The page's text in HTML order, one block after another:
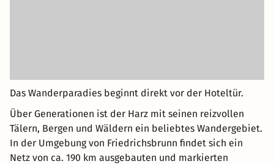
Das Wanderparadies beginnt direkt vor der Hoteltür.
Über Generationen ist der Harz mit seinen reizvollen
Tälern, Bergen und Wäldern ein beliebtes Wandergebiet.
In der Umgebung von Friedrichsbrunn findet sich ein
Netz von ca. 190 km ausgebauten und markierten